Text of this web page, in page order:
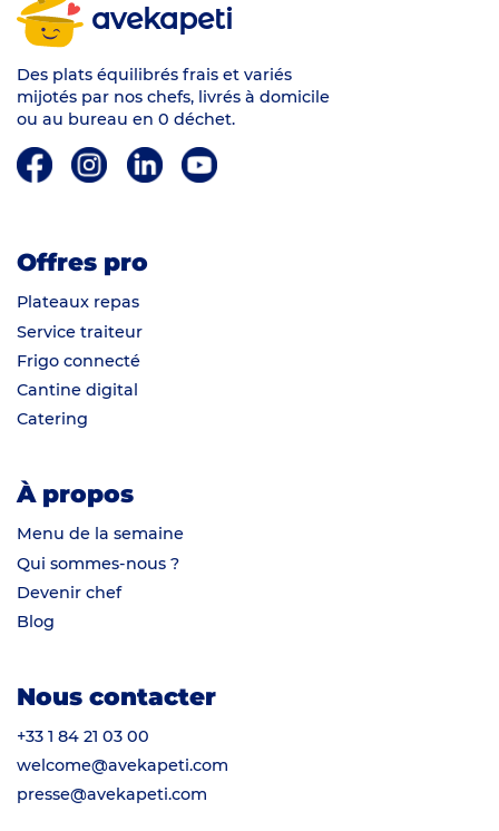
avekapeti
Des plats équilibrés frais et variés
mijotés par nos chefs, livrés à domicile
ou au bureau en 0 déchet.
Offres pro
Plateaux repas
Service traiteur
Frigo connecté
Cantine digital
Catering
À propos
Menu de la semaine
Qui sommes-nous ?
Devenir chef
Blog
Nous contacter
+33 1 84 21 03 00
welcome@avekapeti.com
presse@avekapeti.com